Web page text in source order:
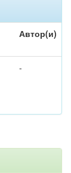
Автор(и)
-